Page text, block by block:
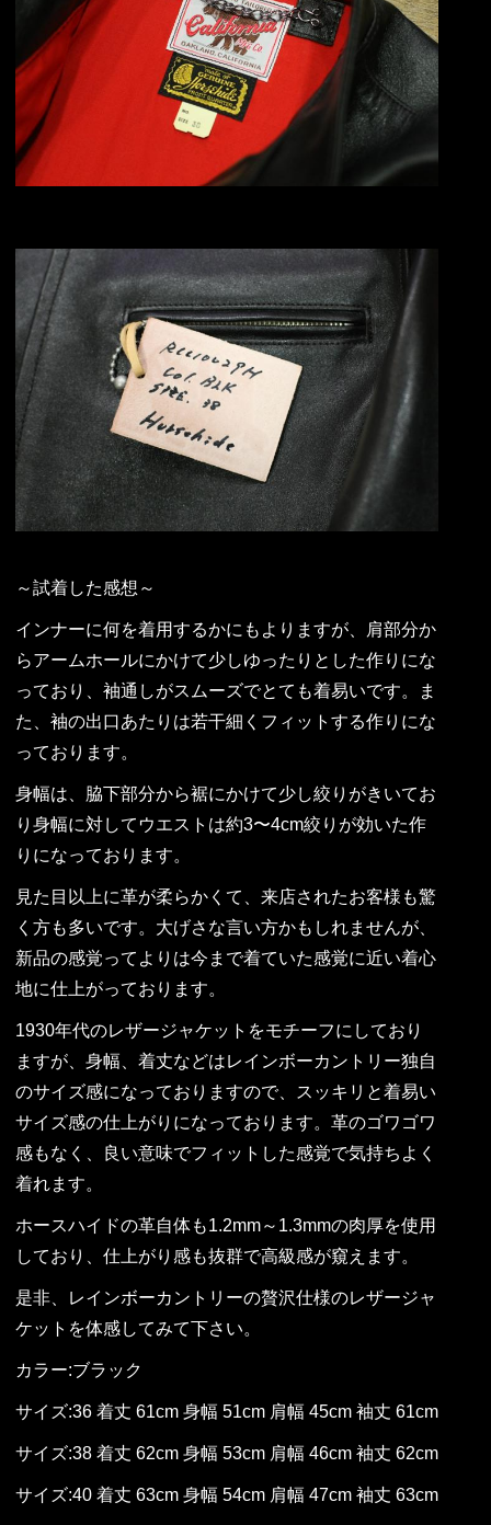
～試着した感想～
インナーに何を着用するかにもよりますが、肩部分か
らアームホールにかけて少しゆったりとした作りにな
っており、袖通しがスムーズでとても着易いです。ま
た、袖の出口あたりは若干細くフィットする作りにな
っております。
身幅は、脇下部分から裾にかけて少し絞りがきいてお
り身幅に対してウエストは約3〜4cm絞りが効いた作
りになっております。
見た目以上に革が柔らかくて、来店されたお客様も驚
く方も多いです。大げさな言い方かもしれませんが、
新品の感覚ってよりは今まで着ていた感覚に近い着心
地に仕上がっております。
1930年代のレザージャケットをモチーフにしており
ますが、身幅、着丈などはレインボーカントリー独自
のサイズ感になっておりますので、スッキリと着易い
サイズ感の仕上がりになっております。革のゴワゴワ
感もなく、良い意味でフィットした感覚で気持ちよく
着れます。
ホースハイドの革自体も1.2mm～1.3mmの肉厚を使用
しており、仕上がり感も抜群で高級感が窺えます。
是非、レインボーカントリーの贅沢仕様のレザージャ
ケットを体感してみて下さい。
カラー:ブラック
サイズ:36 着丈 61cm 身幅 51cm 肩幅 45cm 袖丈 61cm
サイズ:38 着丈 62cm 身幅 53cm 肩幅 46cm 袖丈 62cm
サイズ:40 着丈 63cm 身幅 54cm 肩幅 47cm 袖丈 63cm